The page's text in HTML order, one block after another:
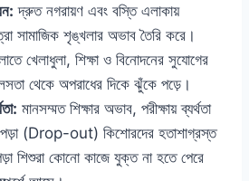
দ্রুত নগরায়ণ এবং বস্তি এলাকায়
সামাজিক শৃঙ্খলার অভাব তৈরি করে।
খেলাধুলা, শিক্ষা ও বিনোদনের সুযোগের
থেকে অপরাধের দিকে ঝুঁকে পড়ে।
মানসম্মত শিক্ষার অভাব, পরীক্ষায় ব্যর্থতা
(Drop-out) কিশোরদের হতাশাগ্রস্ত
শিশুরা কোনো কাজে যুক্ত না হতে পেরে